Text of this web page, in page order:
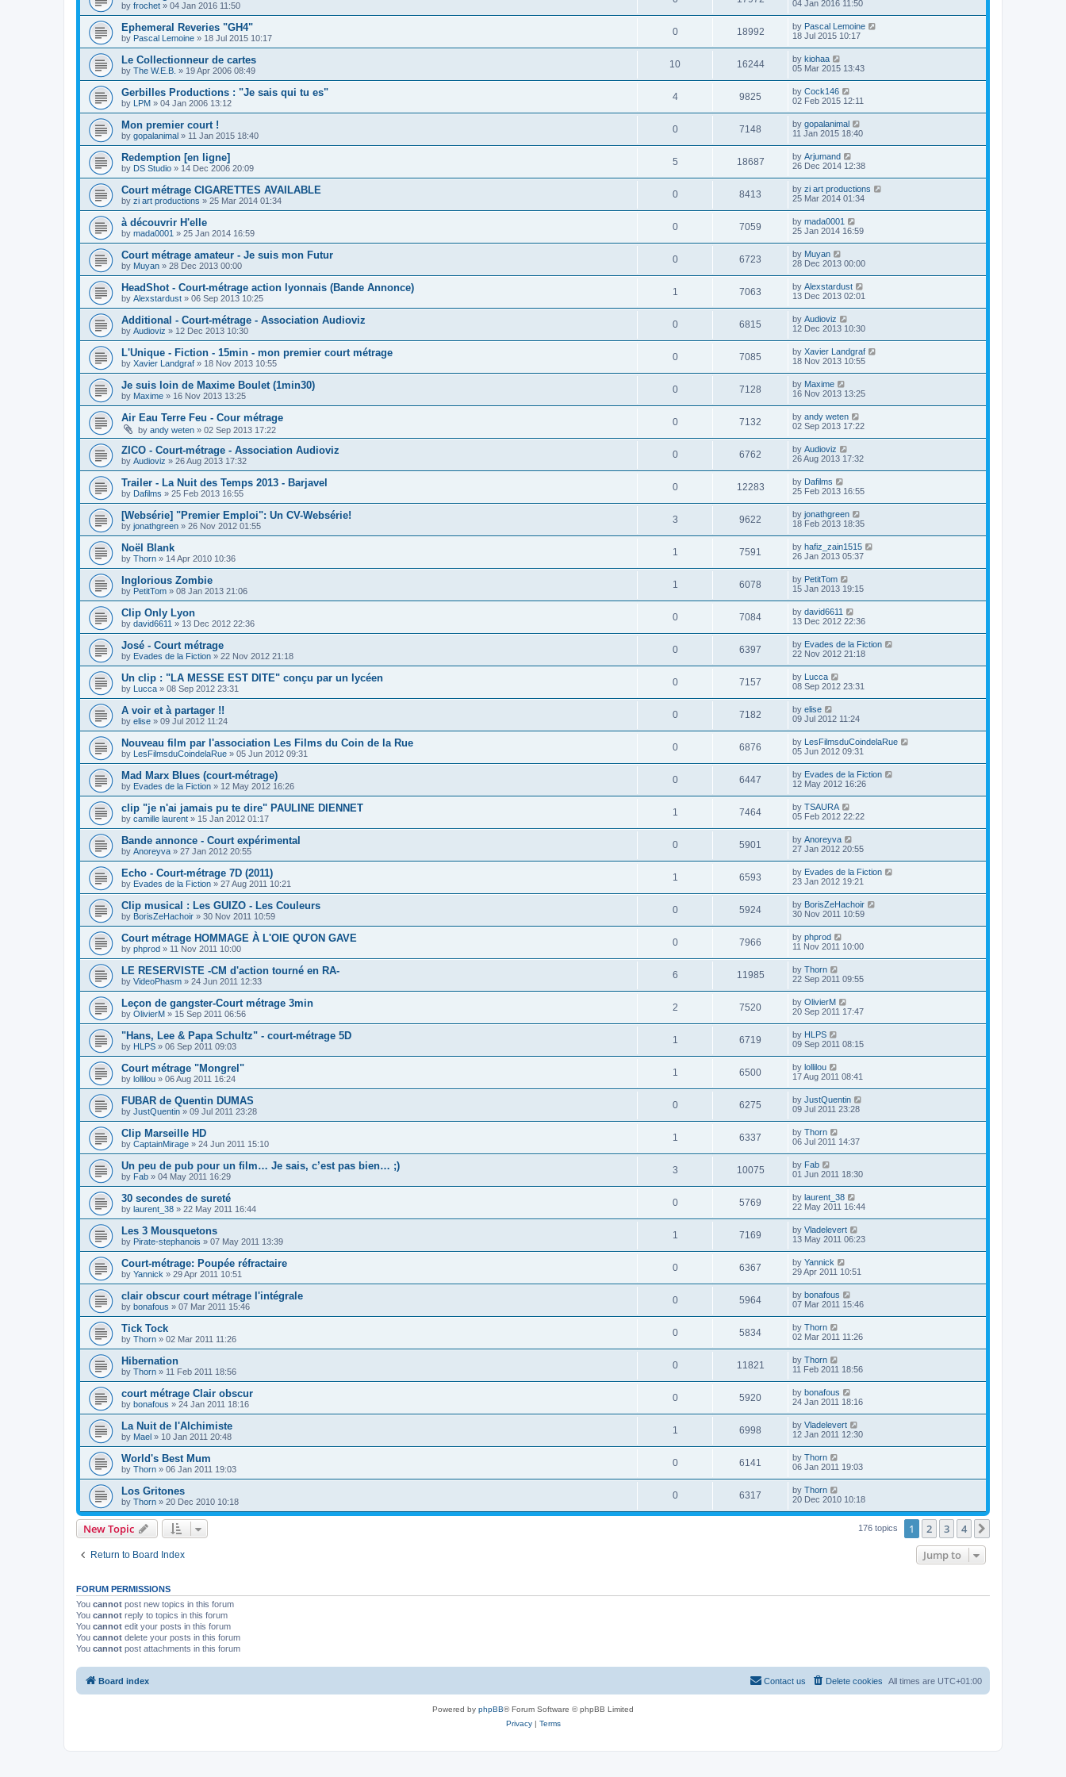
by frochet » 04 Jan 2016 11:50
04 Jan 2016 11:50
Ephemeral Reveries "GH4"
by Pascal Lemoine » 18 Jul 2015 10:17
0 18992 by Pascal Lemoine
18 Jul 2015 10:17
Le Collectionneur de cartes
by The W.E.B. » 19 Apr 2006 08:49
10 16244 by kiohaa
05 Mar 2015 13:43
Gerbilles Productions : "Je sais qui tu es"
by LPM » 04 Jan 2006 13:12
4 9825 by Cock146
02 Feb 2015 12:11
Mon premier court !
by gopalanimal » 11 Jan 2015 18:40
0 7148 by gopalanimal
11 Jan 2015 18:40
Redemption [en ligne]
by DS Studio » 14 Dec 2006 20:09
5 18687 by Arjumand
26 Dec 2014 12:38
Court métrage CIGARETTES AVAILABLE
by zi art productions » 25 Mar 2014 01:34
0 8413 by zi art productions
25 Mar 2014 01:34
à découvrir H'elle
by mada0001 » 25 Jan 2014 16:59
0 7059 by mada0001
25 Jan 2014 16:59
Court métrage amateur - Je suis mon Futur
by Muyan » 28 Dec 2013 00:00
0 6723 by Muyan
28 Dec 2013 00:00
HeadShot - Court-métrage action lyonnais (Bande Annonce)
by Alexstardust » 06 Sep 2013 10:25
1 7063 by Alexstardust
13 Dec 2013 02:01
Additional - Court-métrage - Association Audioviz
by Audioviz » 12 Dec 2013 10:30
0 6815 by Audioviz
12 Dec 2013 10:30
L'Unique - Fiction - 15min - mon premier court métrage
by Xavier Landgraf » 18 Nov 2013 10:55
0 7085 by Xavier Landgraf
18 Nov 2013 10:55
Je suis loin de Maxime Boulet (1min30)
by Maxime » 16 Nov 2013 13:25
0 7128 by Maxime
16 Nov 2013 13:25
Air Eau Terre Feu - Cour métrage
by andy weten » 02 Sep 2013 17:22
0 7132 by andy weten
02 Sep 2013 17:22
ZICO - Court-métrage - Association Audioviz
by Audioviz » 26 Aug 2013 17:32
0 6762 by Audioviz
26 Aug 2013 17:32
Trailer - La Nuit des Temps 2013 - Barjavel
by Dafilms » 25 Feb 2013 16:55
0 12283 by Dafilms
25 Feb 2013 16:55
[Websérie] "Premier Emploi": Un CV-Websérie!
by jonathgreen » 26 Nov 2012 01:55
3 9622 by jonathgreen
18 Feb 2013 18:35
Noël Blank
by Thorn » 14 Apr 2010 10:36
1 7591 by hafiz_zain1515
26 Jan 2013 05:37
Inglorious Zombie
by PetitTom » 08 Jan 2013 21:06
1 6078 by PetitTom
15 Jan 2013 19:15
Clip Only Lyon
by david6611 » 13 Dec 2012 22:36
0 7084 by david6611
13 Dec 2012 22:36
José - Court métrage
by Evades de la Fiction » 22 Nov 2012 21:18
0 6397 by Evades de la Fiction
22 Nov 2012 21:18
Un clip : "LA MESSE EST DITE" conçu par un lycéen
by Lucca » 08 Sep 2012 23:31
0 7157 by Lucca
08 Sep 2012 23:31
A voir et à partager !!
by elise » 09 Jul 2012 11:24
0 7182 by elise
09 Jul 2012 11:24
Nouveau film par l'association Les Films du Coin de la Rue
by LesFilmsduCoindelaRue » 05 Jun 2012 09:31
0 6876 by LesFilmsduCoindelaRue
05 Jun 2012 09:31
Mad Marx Blues (court-métrage)
by Evades de la Fiction » 12 May 2012 16:26
0 6447 by Evades de la Fiction
12 May 2012 16:26
clip "je n'ai jamais pu te dire" PAULINE DIENNET
by camille laurent » 15 Jan 2012 01:17
1 7464 by TSAURA
05 Feb 2012 22:22
Bande annonce - Court expérimental
by Anoreyva » 27 Jan 2012 20:55
0 5901 by Anoreyva
27 Jan 2012 20:55
Echo - Court-métrage 7D (2011)
by Evades de la Fiction » 27 Aug 2011 10:21
1 6593 by Evades de la Fiction
23 Jan 2012 19:21
Clip musical : Les GUIZO - Les Couleurs
by BorisZeHachoir » 30 Nov 2011 10:59
0 5924 by BorisZeHachoir
30 Nov 2011 10:59
Court métrage HOMMAGE À L'OIE QU'ON GAVE
by phprod » 11 Nov 2011 10:00
0 7966 by phprod
11 Nov 2011 10:00
LE RESERVISTE -CM d'action tourné en RA-
by VideoPhasm » 24 Jun 2011 12:33
6 11985 by Thorn
22 Sep 2011 09:55
Leçon de gangster-Court métrage 3min
by OlivierM » 15 Sep 2011 06:56
2 7520 by OlivierM
20 Sep 2011 17:47
"Hans, Lee & Papa Schultz" - court-métrage 5D
by HLPS » 06 Sep 2011 09:03
1 6719 by HLPS
09 Sep 2011 08:15
Court métrage "Mongrel"
by lollilou » 06 Aug 2011 16:24
1 6500 by lollilou
17 Aug 2011 08:41
FUBAR de Quentin DUMAS
by JustQuentin » 09 Jul 2011 23:28
0 6275 by JustQuentin
09 Jul 2011 23:28
Clip Marseille HD
by CaptainMirage » 24 Jun 2011 15:10
1 6337 by Thorn
06 Jul 2011 14:37
Un peu de pub pour un film… Je sais, c’est pas bien… ;)
by Fab » 04 May 2011 16:29
3 10075 by Fab
01 Jun 2011 18:30
30 secondes de sureté
by laurent_38 » 22 May 2011 16:44
0 5769 by laurent_38
22 May 2011 16:44
Les 3 Mousquetons
by Pirate-stephanois » 07 May 2011 13:39
1 7169 by Vladelevert
13 May 2011 06:23
Court-métrage: Poupée réfractaire
by Yannick » 29 Apr 2011 10:51
0 6367 by Yannick
29 Apr 2011 10:51
clair obscur court métrage l'intégrale
by bonafous » 07 Mar 2011 15:46
0 5964 by bonafous
07 Mar 2011 15:46
Tick Tock
by Thorn » 02 Mar 2011 11:26
0 5834 by Thorn
02 Mar 2011 11:26
Hibernation
by Thorn » 11 Feb 2011 18:56
0 11821 by Thorn
11 Feb 2011 18:56
court métrage Clair obscur
by bonafous » 24 Jan 2011 18:16
0 5920 by bonafous
24 Jan 2011 18:16
La Nuit de l'Alchimiste
by Mael » 10 Jan 2011 20:48
1 6998 by Vladelevert
12 Jan 2011 12:30
World's Best Mum
by Thorn » 06 Jan 2011 19:03
0 6141 by Thorn
06 Jan 2011 19:03
Los Gritones
by Thorn » 20 Dec 2010 10:18
0 6317 by Thorn
20 Dec 2010 10:18
New Topic 176 topics 1 2 3 4
Return to Board Index Jump to
FORUM PERMISSIONS
You cannot post new topics in this forum
You cannot reply to topics in this forum
You cannot edit your posts in this forum
You cannot delete your posts in this forum
You cannot post attachments in this forum
Board index All times are UTC+01:00
Delete cookies
Contact us
Powered by phpBB® Forum Software © phpBB Limited
Privacy| Terms